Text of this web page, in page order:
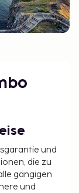
und
die zu
gängigen
und